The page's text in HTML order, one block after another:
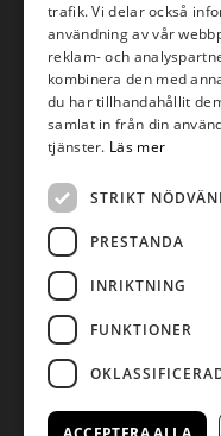
Meddelande*
Skicka ärende
© Copyright 2014 SHE -
trafik. Vi delar också
användning av vår
reklam- och
kombinera den med
du har tillhandahållit
samlat in från din
tjänster. Läs mer
STRIKT
PRESTANDA
INRIKTNING
FUNKTIONER